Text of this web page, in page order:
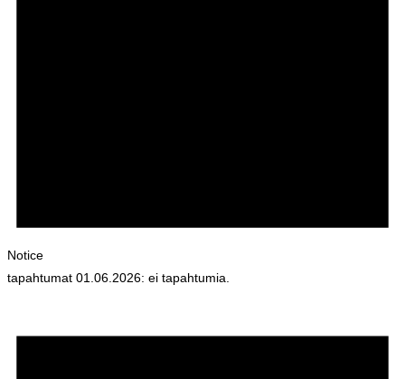
Notice
tapahtumat 01.06.2026: ei tapahtumia.